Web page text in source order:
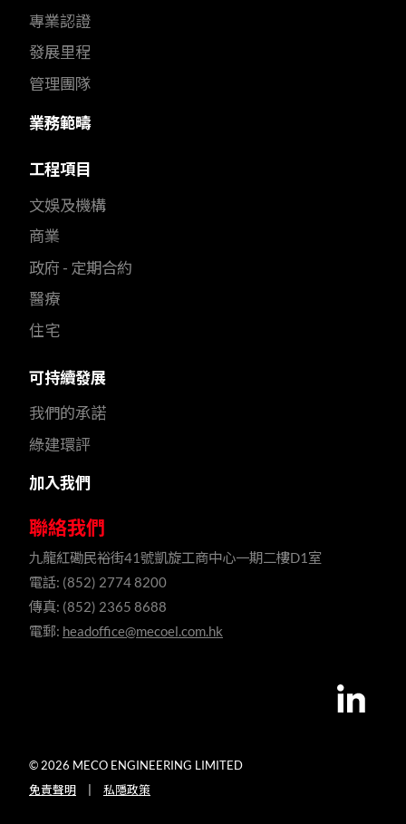
專業認證
發展里程
管理團隊
業務範疇
工程項目
文娛及機構
商業
政府 - 定期合約
醫療
住宅
可持續發展
我們的承諾
綠建環評
加入我們
聯絡我們
九龍紅磡民裕街41號凱旋工商中心一期二樓D1室
電話: (852) 2774 8200
傳真: (852) 2365 8688
電郵: headoffice@mecoel.com.hk
© 2026 MECO ENGINEERING LIMITED
免責聲明 私隱政策